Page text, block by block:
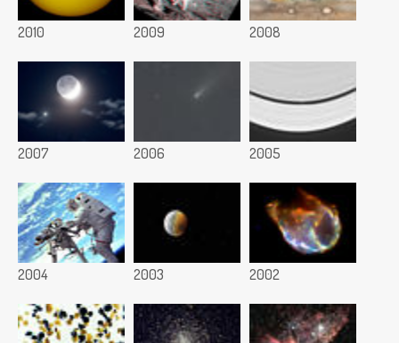
2010 2009 2008
2007 2006 2005
2004 2003 2002